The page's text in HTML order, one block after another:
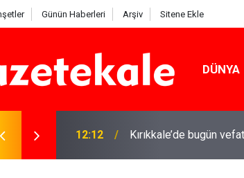
Günün Haberleri Arşiv Sitene Ekle
DÜNYA
12:12 Kırıkkale’de bugün